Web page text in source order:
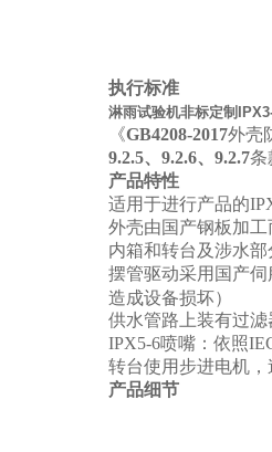
执行标准
淋雨试验机非标定制
《GB4208-2017外壳
9.2.5、9.2.6、9.2.7条
产品特性
适用于进行产品的
外壳由国产钢板加
内箱和转台及涉水
摆管驱动采用国产
造成设备损坏）
供水管路上装有过
IPX5-6喷嘴：依照
转台使用步进电机
产品细节